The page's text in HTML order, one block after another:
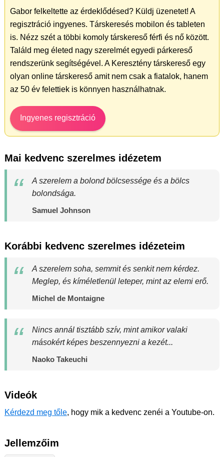
Gabor felkeltette az érdeklődésed? Küldj üzenetet! A
regisztráció ingyenes. Társkeresés mobilon és tableten
is. Nézz szét a többi komoly társkereső férfi és nő között.
Találd meg életed nagy szerelmét egyedi párkereső
rendszerünk segítségével. A Keresztény társkereső egy
olyan online társkereső amit nem csak a fiatalok, hanem
az 50 év felettiek is könnyen használhatnak.
Ingyenes regisztráció
Mai kedvenc szerelmes idézetem
A szerelem a bolond bölcsessége és a bölcs
bolondsága.
Samuel Johnson
Korábbi kedvenc szerelmes idézeteim
A szerelem soha, semmit és senkit nem kérdez.
Meglep, és kíméletlenül leteper, mint az elemi erő.
Michel de Montaigne
Nincs annál tisztább szív, mint amikor valaki
másokért képes beszennyezni a kezét...
Naoko Takeuchi
Videók
Kérdezd meg tőle, hogy mik a kedvenc zenéi a Youtube-on.
Jellemzőim